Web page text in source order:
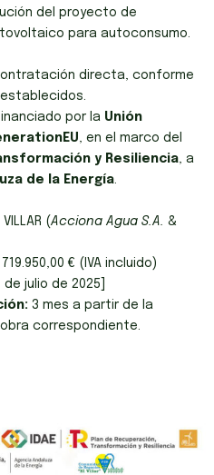
del proyecto de
para autoconsumo.
directa, conforme
por la Unión
, en el marco del
y Resiliencia, a
de la Energía.
VILLAR (Acciona Agua S.A. &
719.950,00 € (IVA incluido)
de julio de 2025]
3 mes a partir de la
correspondiente.